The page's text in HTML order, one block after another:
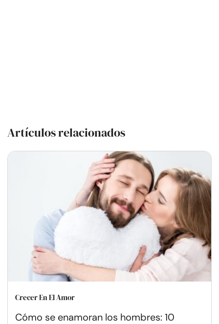
Artículos relacionados
Crecer En El Amor
Cómo se enamoran los hombres: 10